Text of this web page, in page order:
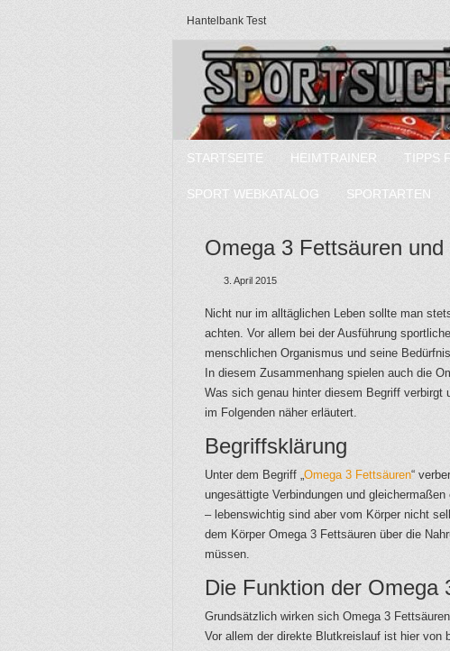
Hantelbank Test
STARTSEITE HEIMTRAINER TIPPS
SPORT WEBKATALOG SPORTARTEN
Omega 3 Fettsäuren
3. April 2015
Nicht nur im alltäglichen Leben sollte man
achten. Vor allem bei der Ausführung
menschlichen Organismus und seine
In diesem Zusammenhang spielen auch die
Was sich genau hinter diesem Begriff verbirgt
im Folgenden näher erläutert.
Begriffsklärung
Unter dem Begriff „Omega 3 Fettsäuren“
ungesättigte Verbindungen und
– lebenswichtig sind aber vom Körper nicht
dem Körper Omega 3 Fettsäuren über die
müssen.
Die Funktion der Omega
Grundsätzlich wirken sich Omega 3
Vor allem der direkte Blutkreislauf ist hier